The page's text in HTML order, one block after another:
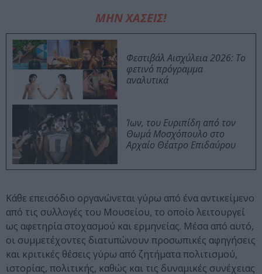
ΜΗΝ ΧΑΣΕΙΣ!
Φεστιβάλ Αισχύλεια 2026: Το
φετινό πρόγραμμα
αναλυτικά
Ίων, του Ευριπίδη από τον
Θωμά Μοσχόπουλο στο
Αρχαίο Θέατρο Επιδαύρου
Κάθε επεισόδιο οργανώνεται γύρω από ένα αντικείμενο
από τις συλλογές του Μουσείου, το οποίο λειτουργεί
ως αφετηρία στοχασμού και ερμηνείας. Μέσα από αυτό,
οι συμμετέχοντες διατυπώνουν προσωπικές αφηγήσεις
και κριτικές θέσεις γύρω από ζητήματα πολιτισμού,
ιστορίας, πολιτικής, καθώς και τις δυναμικές συνέχειας